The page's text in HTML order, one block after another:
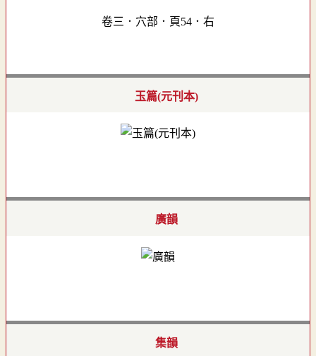
卷三．穴部．頁54．右
玉篇(元刊本)
廣韻
集韻